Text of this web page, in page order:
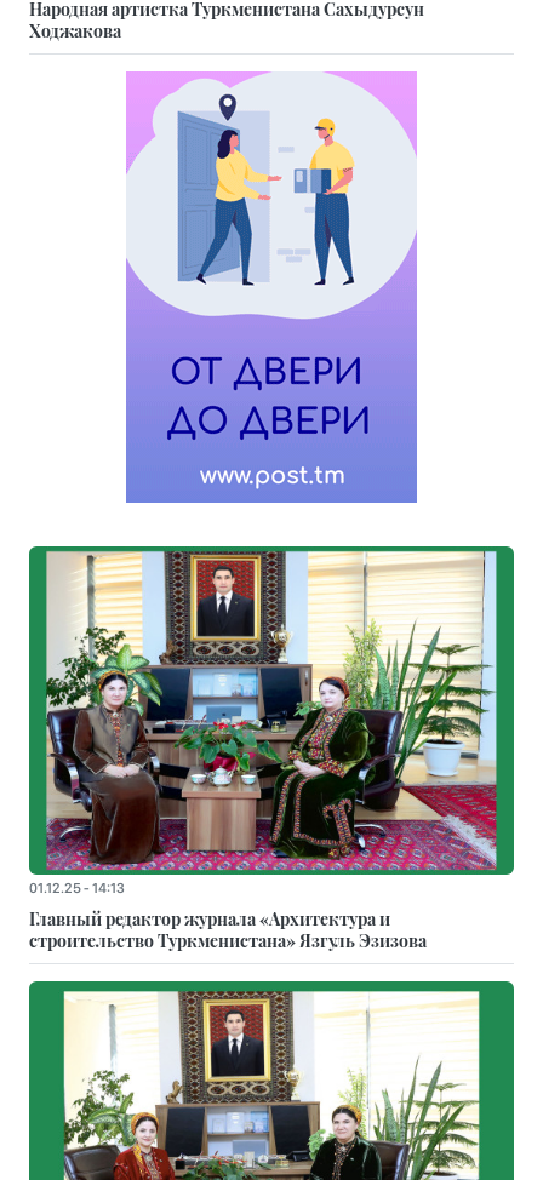
Народная артистка Туркменистана Сахыдурсун
Ходжакова
01.12.25 - 14:13
Главный редактор журнала «Архитектура и
строительство Туркменистана» Язгуль Эзизова